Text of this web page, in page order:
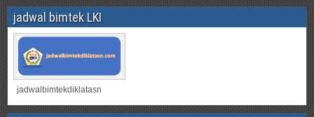
jadwal bimtek LKI
jadwalbimtekdiklatasn